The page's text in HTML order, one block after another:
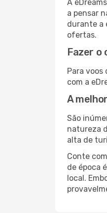
A
a pensar
durante a
ofertas.
Fazer o
Para voos
com a
A
São
natureza
alta de
Conte
de época
local.